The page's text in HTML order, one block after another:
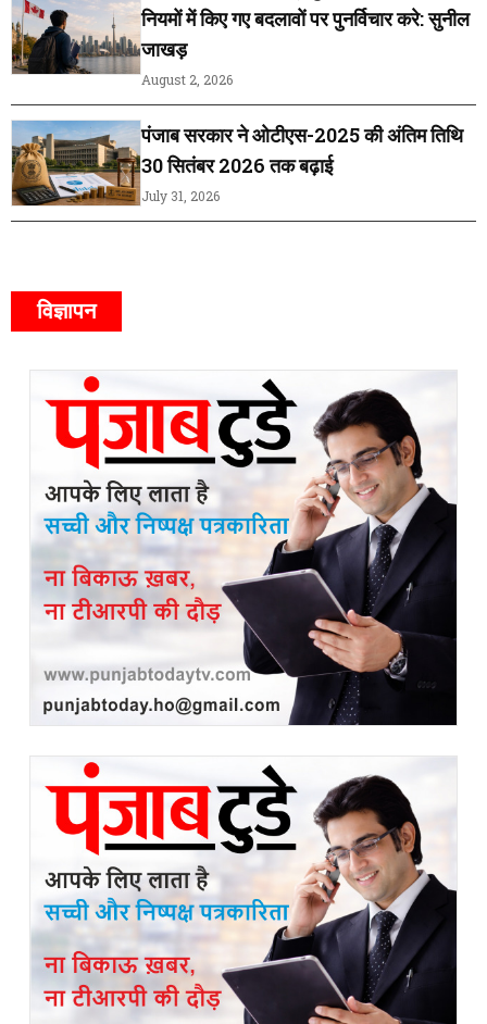
नियमों में किए गए बदलावों पर पुनर्विचार करे: सुनील
जाखड़
August 2, 2026
पंजाब सरकार ने ओटीएस-2025 की अंतिम तिथि
30 सितंबर 2026 तक बढ़ाई
July 31, 2026
विज्ञापन